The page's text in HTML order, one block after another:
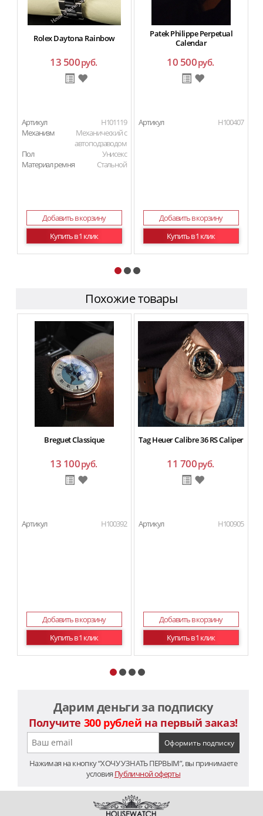
Rolex Daytona Rainbow
13 500руб.
Артикул
H101119
Механизм
Механический с
автоподзаводом
Пол
Унисекс
Материал ремня
Стальной
Добавить в корзину
Купить в 1 клик
Patek Philippe Perpetual
Calendar
10 500руб.
Артикул H100407
Добавить в корзину
Купить в 1 клик
Похожие товары
Breguet Classique
13 100руб.
Артикул H100392
Добавить в корзину
Купить в 1 клик
Tag Heuer Calibre 36 RS Caliper
11 700руб.
Артикул H100905
Добавить в корзину
Купить в 1 клик
Дарим деньги за подписку
Получите 300 рублей на первый заказ!
Нажимая на кнопку “ХОЧУ УЗНАТЬ ПЕРВЫМ”, вы принимаете
условия Публичной оферты